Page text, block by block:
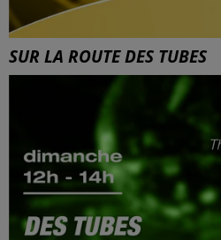
SUR LA ROUTE DES TUBES